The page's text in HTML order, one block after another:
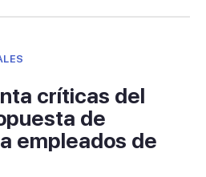
críticas del
de
empleados de